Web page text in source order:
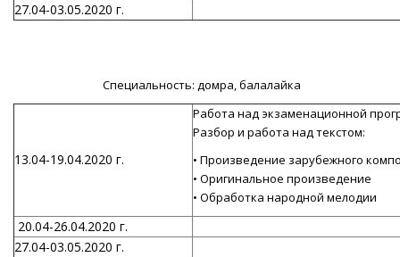
27.04-03.05.2020 г.
Специальность: домра, балалайка
13.04-19.04.2020 г.
Работа над экзаменационной
Разбор и работа над текстом:
• Произведение зарубежного
• Оригинальное произведение
• Обработка народной мелодии
20.04-26.04.2020 г.
27.04-03.05.2020 г.